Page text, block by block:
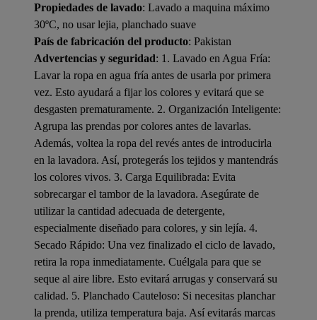
Propiedades de lavado: Lavado a maquina máximo
30ºC, no usar lejia, planchado suave
País de fabricación del producto: Pakistan
Advertencias y seguridad: 1. Lavado en Agua Fría:
Lavar la ropa en agua fría antes de usarla por primera
vez. Esto ayudará a fijar los colores y evitará que se
desgasten prematuramente. 2. Organización Inteligente:
Agrupa las prendas por colores antes de lavarlas.
Además, voltea la ropa del revés antes de introducirla
en la lavadora. Así, protegerás los tejidos y mantendrás
los colores vivos. 3. Carga Equilibrada: Evita
sobrecargar el tambor de la lavadora. Asegúrate de
utilizar la cantidad adecuada de detergente,
especialmente diseñado para colores, y sin lejía. 4.
Secado Rápido: Una vez finalizado el ciclo de lavado,
retira la ropa inmediatamente. Cuélgala para que se
seque al aire libre. Esto evitará arrugas y conservará su
calidad. 5. Planchado Cauteloso: Si necesitas planchar
la prenda, utiliza temperatura baja. Así evitarás marcas